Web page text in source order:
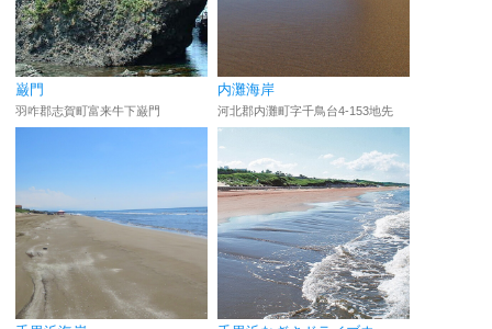
巌門
羽咋郡志賀町富来牛下巌門
内灘海岸
河北郡内灘町字千鳥台4-153地先